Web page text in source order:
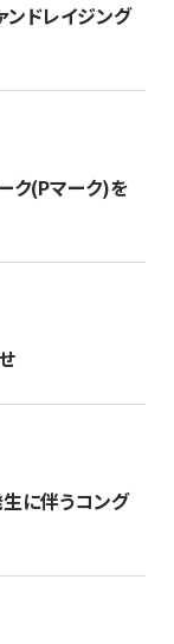
ンドレイジング
ク(Pマーク)を
に伴うコング